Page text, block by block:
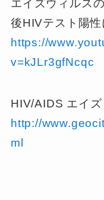
エイズウィルス
後HIVテスト陽性
https://
v=kJLr3gfNcqc
HIV/AIDS エイ
http://
ml